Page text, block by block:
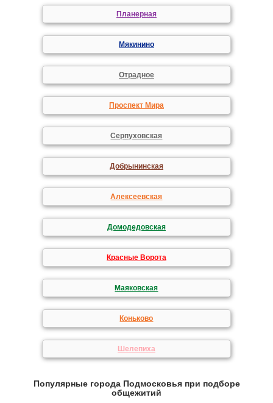
Планерная
Мякинино
Отрадное
Проспект Мира
Серпуховская
Добрынинская
Алексеевская
Домодедовская
Красные Ворота
Маяковская
Коньково
Шелепиха
Популярные города Подмосковья при подборе
общежитий